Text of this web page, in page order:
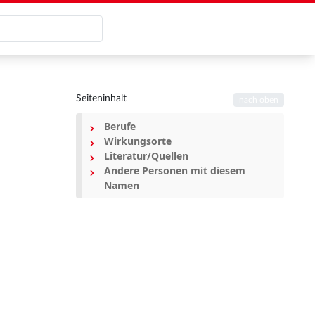
Seiteninhalt
Berufe
Wirkungsorte
Literatur/Quellen
Andere Personen mit diesem
Namen